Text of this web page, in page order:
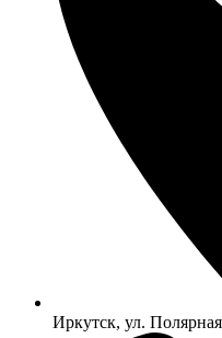
Иркутск, ул.